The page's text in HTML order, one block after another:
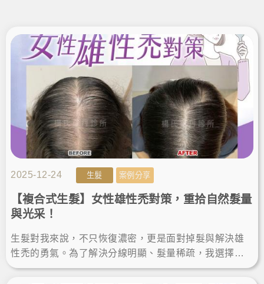
2025-12-24 生髮 案例分享
【複合式生髮】女性雄性禿對策，重拾自然髮量
與光采！
生髮對我來說，不只恢復濃密，更是面對掉髮與解決雄
性禿的勇氣。為了解決分線明顯、髮量稀疏，我選擇進
行女性生髮療程，一年後的生髮成果讓我找回美麗秀髮